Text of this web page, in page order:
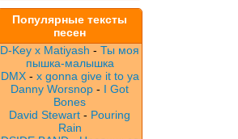
Популярные тексты
песен
D-Key x Matiyash - Ты моя
пышка-малышка
DMX- x gonna give it to ya
Danny Worsnop - I Got
Bones
David Stewart - Pouring
Rain